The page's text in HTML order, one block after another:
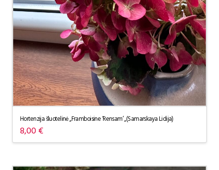
Hortenzija šluotelinė „Framboisine ‘Rensam’ „(Samarskaya Lidija)
8,00€